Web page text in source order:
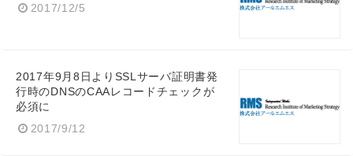
2017/12/5
2017年9月8日よりSSLサーバ証明書発
行時のDNSのCAAレコードチェックが
必須に
2017/9/12